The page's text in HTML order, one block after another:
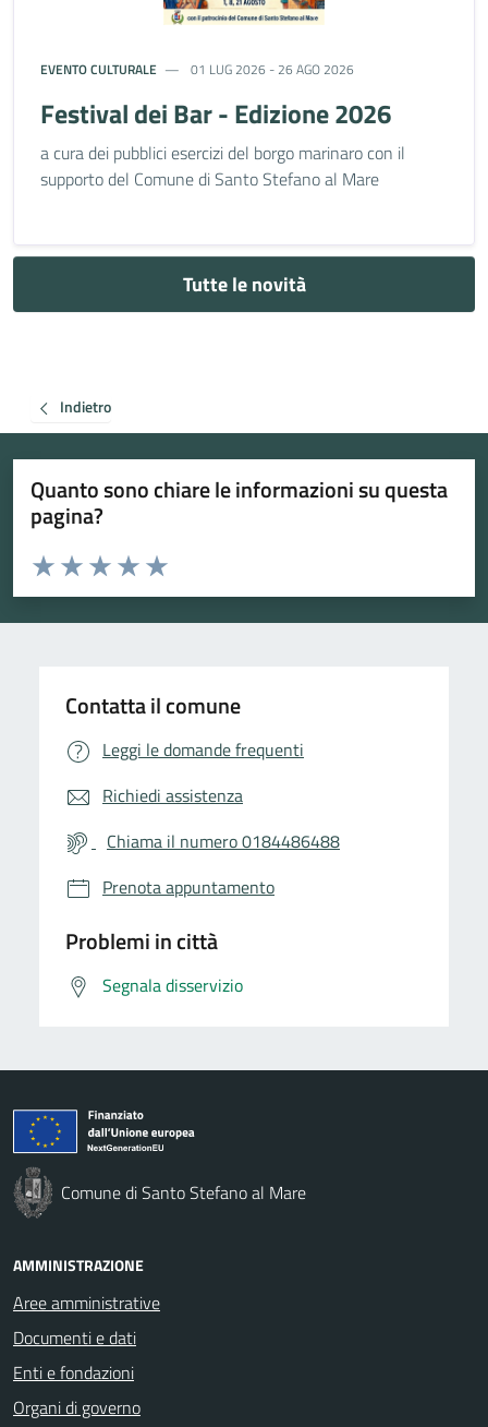
EVENTO CULTURALE 01 LUG 2026 - 26 AGO 2026
Festival dei Bar - Edizione 2026
a cura dei pubblici esercizi del borgo marinaro con il
supporto del Comune di Santo Stefano al Mare
Tutte le novità
Indietro
Quanto sono chiare le informazioni su questa
pagina?
Valuta da 1 a 5 stelle la pagina
Valuta 5 stelle su 5
Valuta 4 stelle su 5
Valuta 3 stelle su 5
Valuta 2 stelle su 5
Valuta 1 stelle su 5
Contatta il comune
Leggi le domande frequenti
Richiedi assistenza
Chiama il numero 0184486488
Prenota appuntamento
Problemi in città
Segnala disservizio
Comune di Santo Stefano al Mare
AMMINISTRAZIONE
Aree amministrative
Documenti e dati
Enti e fondazioni
Organi di governo